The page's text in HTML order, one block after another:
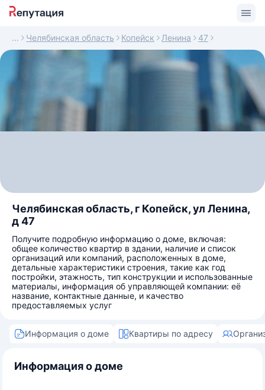
Челябинская область Копейск Ленина 47
Челябинская область, г Копейск, ул Ленина,
д 47
Получите подробную информацию о доме, включая:
общее количество квартир в здании, наличие и список
организаций или компаний, расположенных в доме,
детальные характеристики строения, такие как год
постройки, этажность, тип конструкции и использованные
материалы, информация об управляющей компании: её
название, контактные данные, и качество
предоставляемых услуг
Информация о доме Квартиры по адресу
Информация о доме